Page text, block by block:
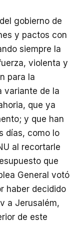
gobierno de
y pactos con
siempre la
violenta y
para la
variante de la
que ya
y que han
días, como lo
al recortarle
que
General votó
haber decidido
a Jerusalém,
de este